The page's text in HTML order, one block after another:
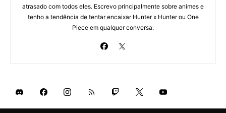
atrasado com todos eles. Escrevo principalmente sobre animes e
tenho a tendência de tentar encaixar Hunter x Hunter ou One
Piece em qualquer conversa.